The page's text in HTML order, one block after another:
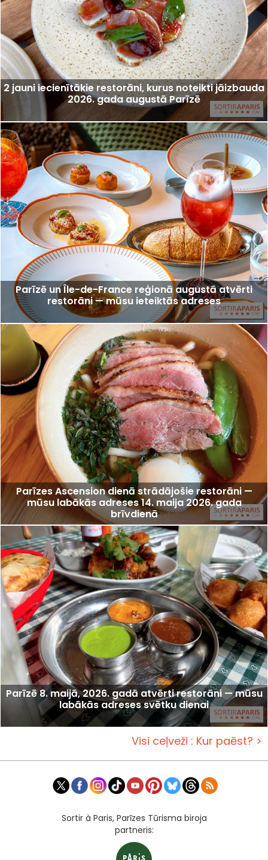
2 jauni iecienītākie restorāni, kurus noteikti jāizbauda
2026. gada augustā Parīzē
Parīzē un Île-de-France reģionā augustā atvērti
restorāni — mūsu ieteiktās adreses
Parīzes Ascension dienā strādājošie restorāni —
mūsu labākās adreses 14. maija 2026. gada
brīvdienā
Parīzē 8. maijā, 2026. gadā atvērti restorāni — mūsu
labākās adreses svētku dienai
Visi ceļveži : Kur paēst? >
Sortir à Paris, Parīzes Tūrisma biroja
partneris: